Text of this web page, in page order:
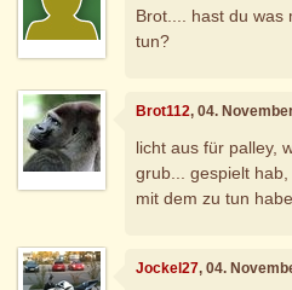
Brot.... hast du was
tun?
Brot112, 04.
licht aus für palley,
grub... gespielt
mit dem zu tun
Jockel27, 04.